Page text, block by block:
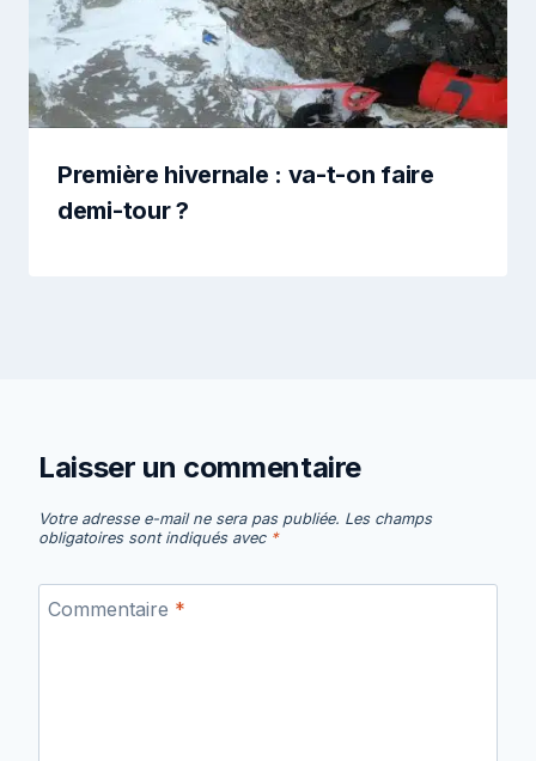
Première hivernale : va-t-on faire
demi-tour ?
Laisser un commentaire
Votre adresse e-mail ne sera pas publiée. Les champs
obligatoires sont indiqués avec *
Commentaire *